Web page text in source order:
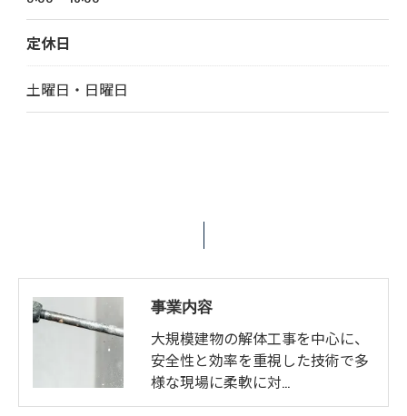
定休日
土曜日・日曜日
事業内容
大規模建物の解体工事を中心に、
安全性と効率を重視した技術で多
様な現場に柔軟に対…